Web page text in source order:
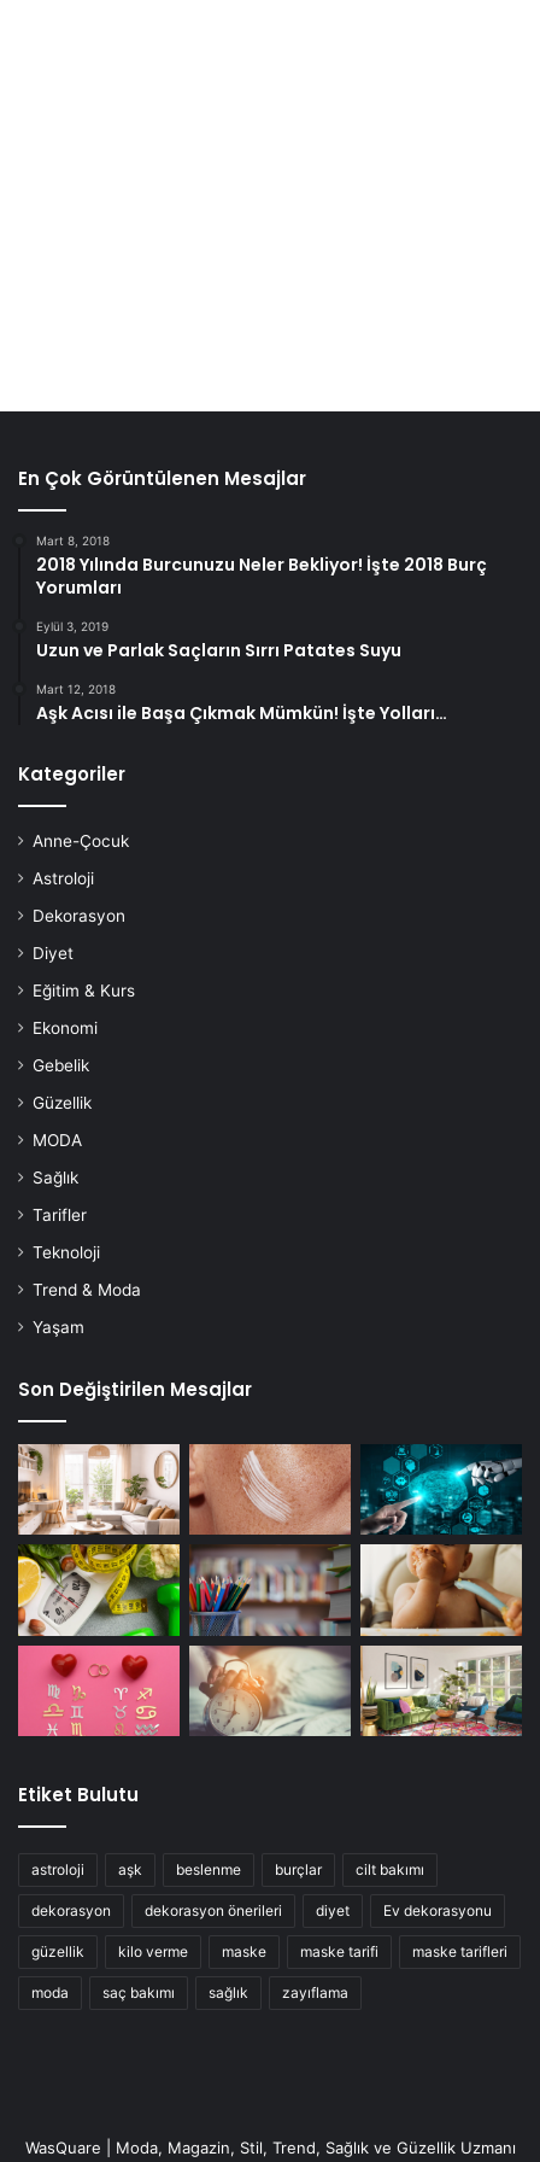
En Çok Görüntülenen Mesajlar
Mart 8, 2018
2018 Yılında Burcunuzu Neler Bekliyor! İşte 2018 Burç
Yorumları
Eylül 3, 2019
Uzun ve Parlak Saçların Sırrı Patates Suyu
Mart 12, 2018
Aşk Acısı ile Başa Çıkmak Mümkün! İşte Yolları…
Kategoriler
Anne-Çocuk
Astroloji
Dekorasyon
Diyet
Eğitim & Kurs
Ekonomi
Gebelik
Güzellik
MODA
Sağlık
Tarifler
Teknoloji
Trend & Moda
Yaşam
Son Değiştirilen Mesajlar
Etiket Bulutu
astroloji aşk beslenme burçlar cilt bakımı
dekorasyon dekorasyon önerileri diyet Ev dekorasyonu
güzellik kilo verme maske maske tarifi maske tarifleri
moda saç bakımı sağlık zayıflama
WasQuare | Moda, Magazin, Stil, Trend, Sağlık ve Güzellik Uzmanı